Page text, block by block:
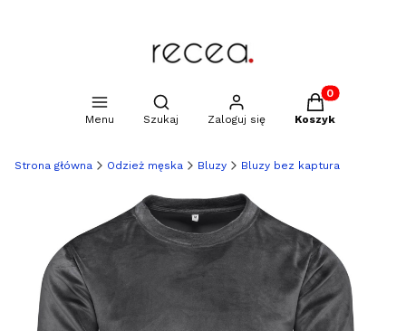
Menu
Otwórz wyszukiwarkę
Szukaj Zaloguj się
Produkty w
Koszyk
Strona główna Odzież męska Bluzy Bluzy bez kaptura